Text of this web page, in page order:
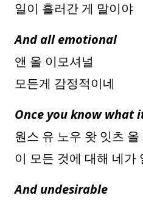
일이 흘러간 게 말이야
And all emotional
앤 올 이모셔널
모든게 감정적이네
Once you know what
원스 유 노우 왓 잇츠 올
이 모든 것에 대해 네가
And undesirable